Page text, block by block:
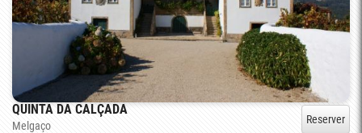
QUINTA DA CALÇADA
Melgaço Reserver